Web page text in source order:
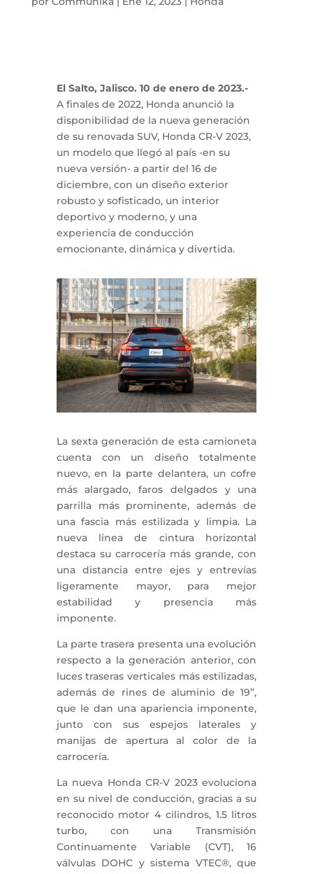
El Salto, Jalisco. 10 de enero de 2023.-
A finales de 2022, Honda anunció la
disponibilidad de la nueva generación
de su renovada SUV, Honda CR-V 2023,
un modelo que llegó al país -en su
nueva versión- a partir del 16 de
diciembre, con un diseño exterior
robusto y sofisticado, un interior
deportivo y moderno, y una
experiencia de conducción
emocionante, dinámica y divertida.
La sexta generación de esta camioneta
cuenta con un diseño totalmente
nuevo, en la parte delantera, un cofre
más alargado, faros delgados y una
parrilla más prominente, además de
una fascia más estilizada y limpia. La
nueva línea de cintura horizontal
destaca su carrocería más grande, con
una distancia entre ejes y entrevías
ligeramente mayor, para mejor
estabilidad y presencia más
imponente.
La parte trasera presenta una evolución
respecto a la generación anterior, con
luces traseras verticales más estilizadas,
además de rines de aluminio de 19”,
que le dan una apariencia imponente,
junto con sus espejos laterales y
manijas de apertura al color de la
carrocería.
La nueva Honda CR-V 2023 evoluciona
en su nivel de conducción, gracias a su
reconocido motor 4 cilindros, 1.5 litros
turbo, con una Transmisión
Continuamente Variable (CVT), 16
válvulas DOHC y sistema VTEC®, que